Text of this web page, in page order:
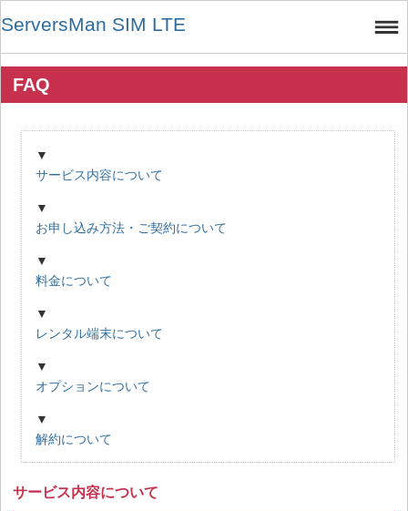
ServersMan SIM LTE
FAQ
▼
サービス内容について
▼
お申し込み方法・ご契約について
▼
料金について
▼
レンタル端末について
▼
オプションについて
▼
解約について
サービス内容について